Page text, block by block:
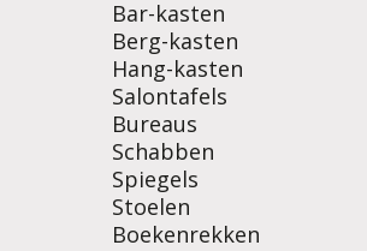
Bar-kasten
Berg-kasten
Hang-kasten
Salontafels
Bureaus
Schabben
Spiegels
Stoelen
Boekenrekken